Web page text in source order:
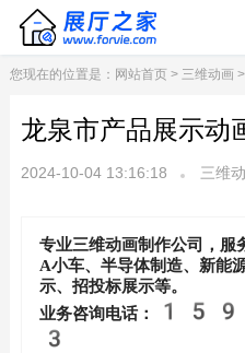
您现在的位置是： 网站首页> 三维动画>
龙泉市产品展示动
2024-10-04 13:16:18 三维
专业三维动画制作公司，服
A小车、半导体制造、新能
示、招投标展示等。
业务咨询电话：
3